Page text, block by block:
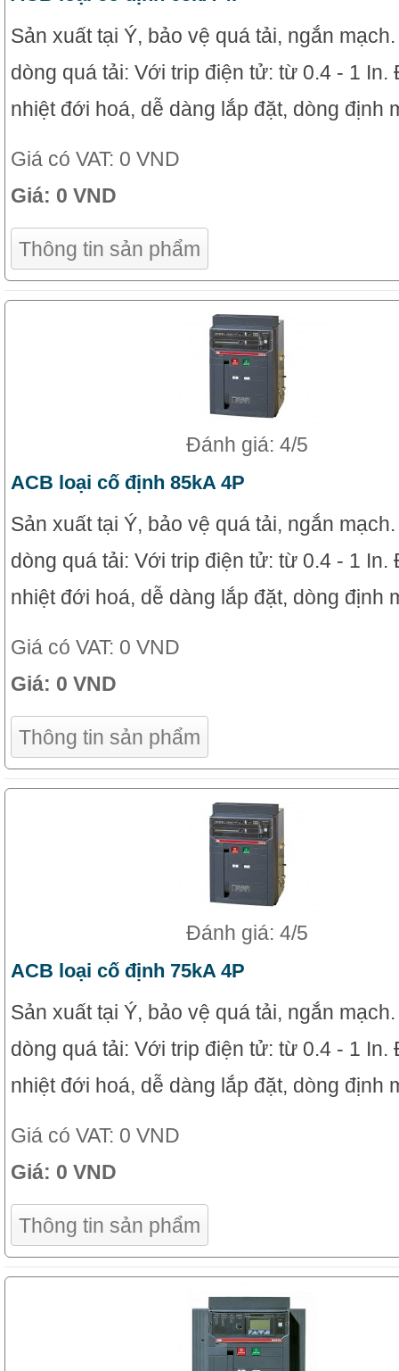
Sản xuất tại Ý, bảo vệ quá tải, ngắn
dòng quá tải: Với trip điện tử: từ 0.4 - 1
nhiệt đới hoá, dễ dàng lắp đặt, dòng định
Giá có VAT: 0 VND
Giá: 0 VND
Thông tin sản phẩm
Đánh giá: 4/5
ACB loại cố định 85kA 4P
Sản xuất tại Ý, bảo vệ quá tải, ngắn
dòng quá tải: Với trip điện tử: từ 0.4 - 1
nhiệt đới hoá, dễ dàng lắp đặt, dòng định
Giá có VAT: 0 VND
Giá: 0 VND
Thông tin sản phẩm
Đánh giá: 4/5
ACB loại cố định 75kA 4P
Sản xuất tại Ý, bảo vệ quá tải, ngắn
dòng quá tải: Với trip điện tử: từ 0.4 - 1
nhiệt đới hoá, dễ dàng lắp đặt, dòng định
Giá có VAT: 0 VND
Giá: 0 VND
Thông tin sản phẩm